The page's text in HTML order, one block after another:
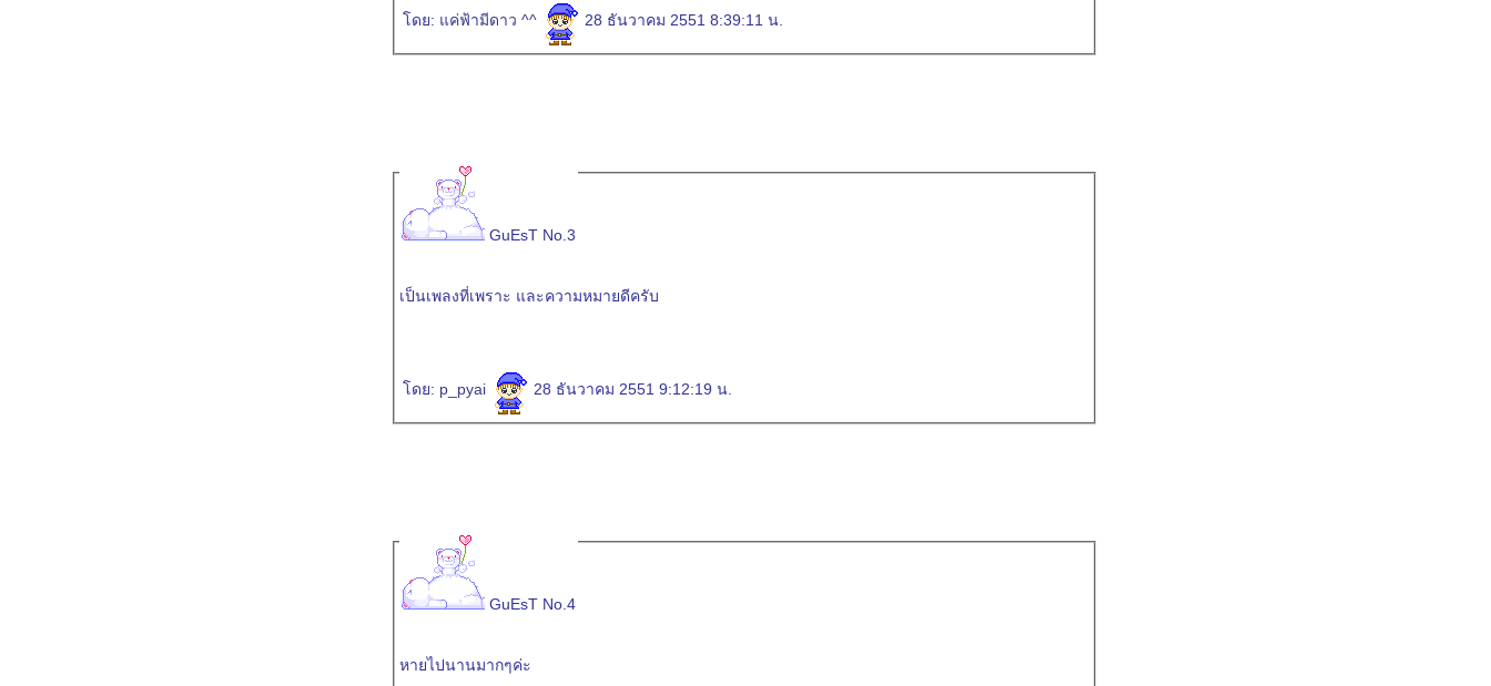
ดย: ค่ฟ้ามีดาว ^^ 28 ธันวาคม 2551 8:39:11 น.
GuEsT No.3
เป็นเพลงที่เพราะ และความหมายดีครับ
ดย: p_pyai 28 ธันวาคม 2551 9:12:19 น.
GuEsT No.4
หายไปนานมากๆค่ะ